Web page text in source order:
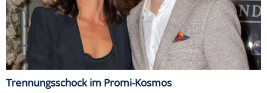
Trennungsschock im Promi-Kosmos